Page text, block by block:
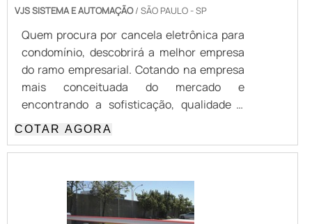
VJS SISTEMA E AUTOMAÇÃO/ SÃO PAULO - SP
Quem procura por cancela eletrônica para
condomínio, descobrirá a melhor empresa
do ramo empresarial. Cotando na empresa
mais conceituada do mercado e
encontrando a sofisticação, qualidade e
preço justo em um só lugar.MAIS DETALHES
CONDOMÍNIOQuem está à procura de
uma empresa altamente qualificada, chega
até a VJS Sistema e Automação. Atuando
COTAR AGORA